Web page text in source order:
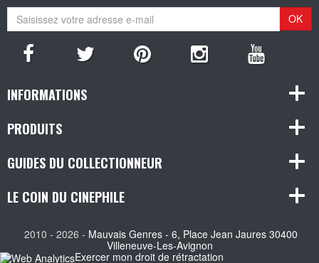
OK
INFORMATIONS
PRODUITS
GUIDES DU COLLECTIONNEUR
LE COIN DU CINEPHILE
2010 - 2026 - Mauvais Genres - 6, Place Jean Jaures 30400
Villeneuve-Les-Avignon
Exercer mon droit de rétractation